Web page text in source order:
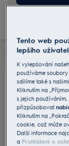
Tento web
lepšího
K vylepšování
používáme
sdílíme také s
Kliknutím na
s jejich
přizpůsobovat
Kliknutím na
cookie, což může
Další informace
a Prohlášení o